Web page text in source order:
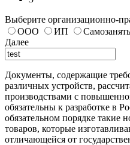
Выберите организационно-
ООО
ИП
Далее
Документы, содержащие
различных устройств,
производствами с
обязательны к разработке в
обязательном порядке такие
товаров, которые
отличающейся от